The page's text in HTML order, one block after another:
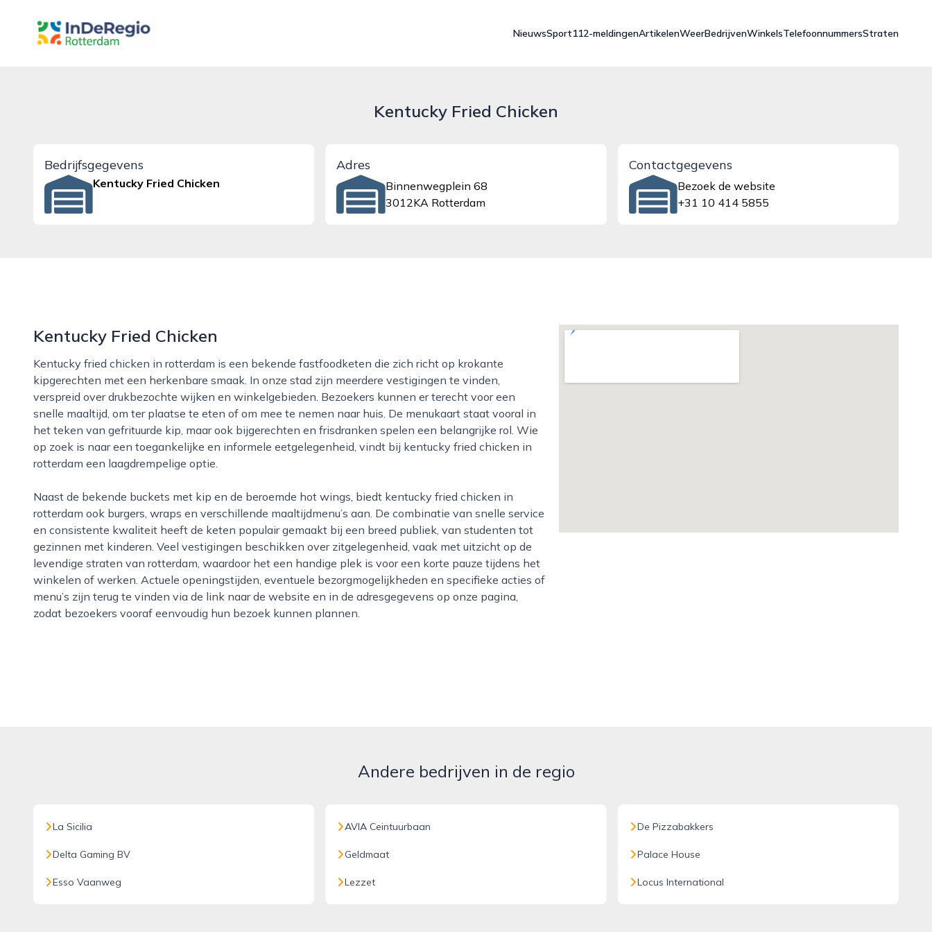
inderegiorotterdam.nl
NieuwsSport112-meldingenArtikelenWeerBedrijvenWinkelsTelefoonnummersStraten
Kentucky Fried Chicken
Bedrijfsgegevens
Kentucky Fried Chicken
Adres
Binnenwegplein 68
3012KA Rotterdam
Contactgegevens
Bezoek de website
+31 10 414 5855
Kentucky Fried Chicken
Kentucky fried chicken in rotterdam is een bekende fastfoodketen die zich richt op krokante
kipgerechten met een herkenbare smaak. In onze stad zijn meerdere vestigingen te vinden,
verspreid over drukbezochte wijken en winkelgebieden. Bezoekers kunnen er terecht voor een
snelle maaltijd, om ter plaatse te eten of om mee te nemen naar huis. De menukaart staat vooral in
het teken van gefrituurde kip, maar ook bijgerechten en frisdranken spelen een belangrijke rol. Wie
op zoek is naar een toegankelijke en informele eetgelegenheid, vindt bij kentucky fried chicken in
rotterdam een laagdrempelige optie.
Naast de bekende buckets met kip en de beroemde hot wings, biedt kentucky fried chicken in
rotterdam ook burgers, wraps en verschillende maaltijdmenu’s aan. De combinatie van snelle service
en consistente kwaliteit heeft de keten populair gemaakt bij een breed publiek, van studenten tot
gezinnen met kinderen. Veel vestigingen beschikken over zitgelegenheid, vaak met uitzicht op de
levendige straten van rotterdam, waardoor het een handige plek is voor een korte pauze tijdens het
winkelen of werken. Actuele openingstijden, eventuele bezorgmogelijkheden en specifieke acties of
menu’s zijn terug te vinden via de link naar de website en in de adresgegevens op onze pagina,
zodat bezoekers vooraf eenvoudig hun bezoek kunnen plannen.
Andere bedrijven in de regio
La Sicilia
Delta Gaming BV
Esso Vaanweg
AVIA Ceintuurbaan
Geldmaat
Lezzet
De Pizzabakkers
Palace House
Locus International